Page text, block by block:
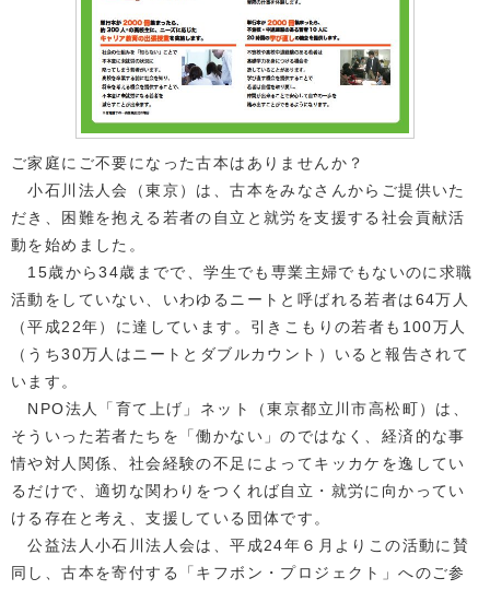
ご家庭にご不要になった古本はありませんか？
小石川法人会（東京）は、古本をみなさんからご提供いた
だき、困難を抱える若者の自立と就労を支援する社会貢献活
動を始めました。
15歳から34歳までで、学生でも専業主婦でもないのに求職
活動をしていない、いわゆるニートと呼ばれる若者は64万人
（平成22年）に達しています。引きこもりの若者も100万人
（うち30万人はニートとダブルカウント）いると報告されて
います。
NPO法人「育て上げ」ネット（東京都立川市高松町）は、
そういった若者たちを「働かない」のではなく、経済的な事
情や対人関係、社会経験の不足によってキッカケを逸してい
るだけで、適切な関わりをつくれば自立・就労に向かってい
ける存在と考え、支援している団体です。
公益法人小石川法人会は、平成24年６月よりこの活動に賛
同し、古本を寄付する「キフボン・プロジェクト」へのご参